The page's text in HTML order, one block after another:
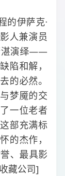
的伊萨克·
人兼演员
湛演绎——
陷和解，
的必然。
梦魇的交
一位老者
部充满标
的杰作，
、最具影
藏公司]